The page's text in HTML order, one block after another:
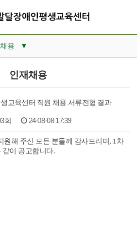
용 ▼
들의 시간
채용
인재채용
교육센터 직원 채용 서류전형 결과
회 24-08-08 17:39
원해 주신 모든 분들께 감사드리며, 1차
이 공고합니다.